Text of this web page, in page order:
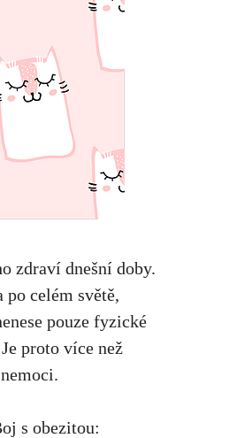
​zdraví dnešní doby.‌
celém světě,
pouze fyzické
proto více⁤ než
s‍ obezitou: